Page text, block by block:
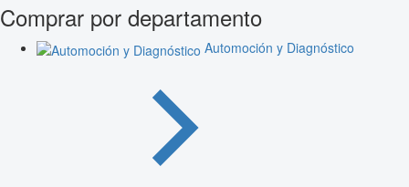
Comprar por departamento
Automoción y Diagnóstico